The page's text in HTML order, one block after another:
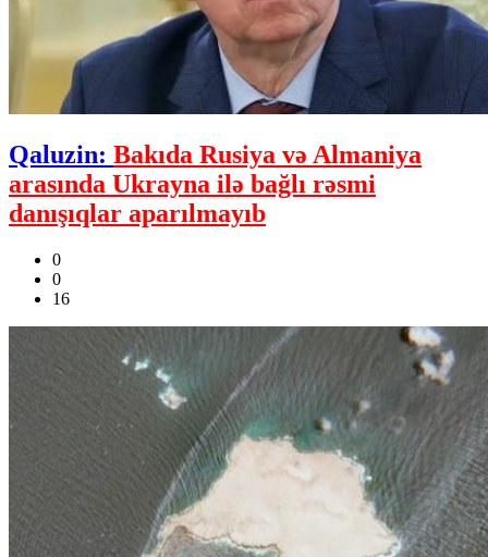
Qaluzin: Bakıda Rusiya və Almaniya
arasında Ukrayna ilə bağlı rəsmi
danışıqlar aparılmayıb
0
0
16